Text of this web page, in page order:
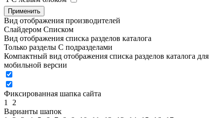
Применить
Вид отображения производителей
Слайдером Списком
Вид отображения списка разделов каталога
Только разделы С подразделами
Компактный вид отображения списка разделов каталога для
мобильной версии
Фиксированная шапка сайта
1
2
Варианты шапок